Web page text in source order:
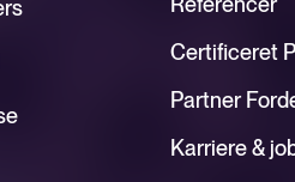
Certificeret
Partner
Karriere &